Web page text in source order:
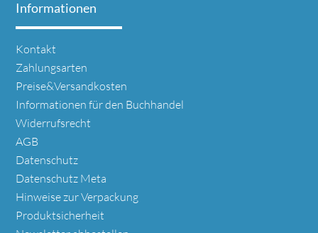
Informationen
Navigation
überspringen
Kontakt
Zahlungsarten
Preise&Versandkosten
Informationen für den Buchhandel
Widerrufsrecht
AGB
Datenschutz
Datenschutz Meta
Hinweise zur Verpackung
Produktsicherheit